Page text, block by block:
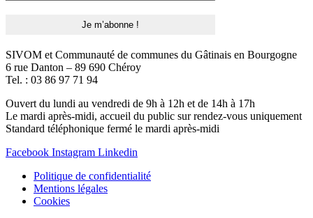
SIVOM et Communauté de communes du Gâtinais en Bourgogne
6 rue Danton – 89 690 Chéroy
Tel. : 03 86 97 71 94
Ouvert du lundi au vendredi de 9h à 12h et de 14h à 17h
Le mardi après-midi, accueil du public sur rendez-vous uniquement
Standard téléphonique fermé le mardi après-midi
Facebook Instagram Linkedin
Politique de confidentialité
Mentions légales
Cookies